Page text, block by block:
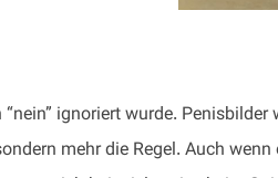
ignoriert wurde. Penisbilder
mehr die Regel. Auch wenn